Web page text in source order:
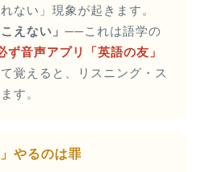
ない」現象が起きます。
えない」 ──これは語学の
ず音声アプリ「英語の友」
覚えると、リスニング・ス
す。
やるのは罪